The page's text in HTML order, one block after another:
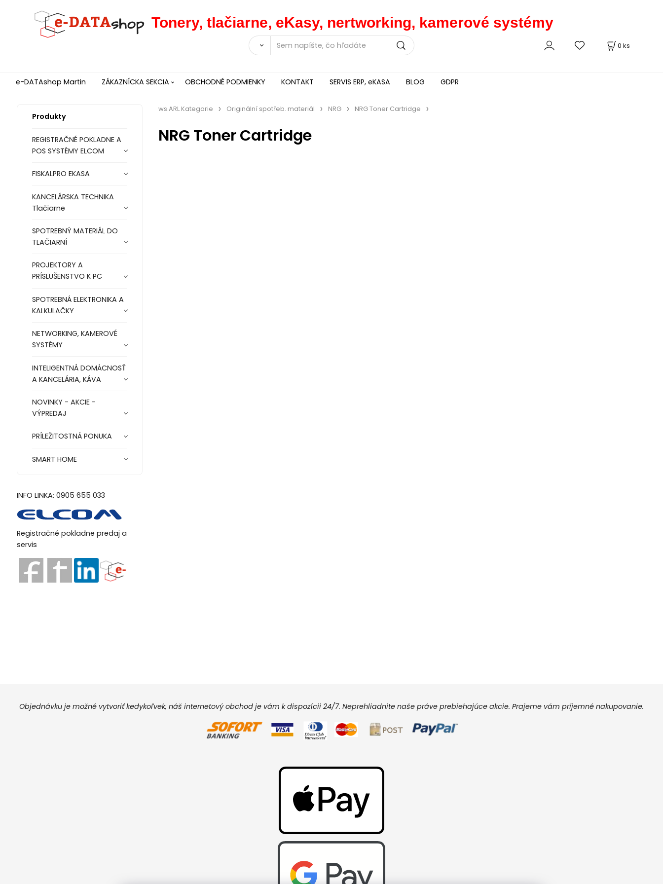
Tonery, tlačiarne, eKasy, nertworking, kamerové systémy
0 ks
e-DATAshop Martin ZÁKAZNÍCKA SEKCIA OBCHODNÉ PODMIENKY KONTAKT SERVIS ERP, eKASA BLOG GDPR
Produkty
REGISTRAČNÉ POKLADNE A
POS SYSTÉMY ELCOM
FISKALPRO EKASA
KANCELÁRSKA TECHNIKA
Tlačiarne
SPOTREBNÝ MATERIÁL DO
TLAČIARNÍ
PROJEKTORY A
PRÍSLUŠENSTVO K PC
SPOTREBNÁ ELEKTRONIKA A
KALKULAČKY
NETWORKING, KAMEROVÉ
SYSTÉMY
INTELIGENTNÁ DOMÁCNOSŤ
A KANCELÁRIA, KÁVA
NOVINKY - AKCIE -
VÝPREDAJ
PRÍLEŽITOSTNÁ PONUKA
SMART HOME
INFO LINKA: 0905 655 033
Registračné pokladne predaj a
servis
ws.ARL Kategorie Originální spotřeb. materiál NRG NRG Toner Cartridge
NRG Toner Cartridge
Objednávku je možné vytvoriť kedykoľvek, náš internetový obchod je vám k dispozícii 24/7. Neprehliadnite naše práve prebiehajúce akcie. Prajeme vám príjemné nakupovanie.